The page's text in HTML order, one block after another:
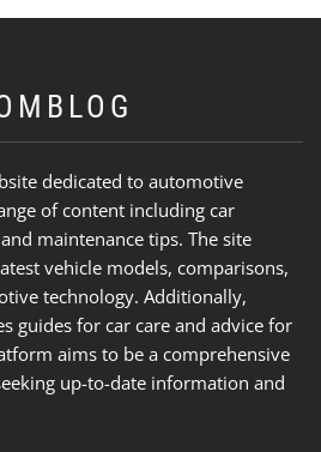
dedicated to automotive
of content including car
maintenance tips. The site
vehicle models, comparisons,
technology. Additionally,
guides for car care and advice for
aims to be a comprehensive
up-to-date information and